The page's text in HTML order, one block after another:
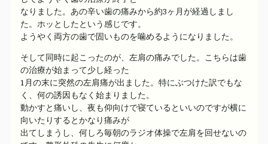
なりました。あの辛い歯の痛みから約3ヶ月が経過しまし
た。ホッとしたという感じです。
ようやく両方の歯で固いものを噛めるようになりました。
そして同時に起こったのが、左肩の痛みでした。こちらは歯
の治療が始まって少し経った
1月の末に突然の左肩痛が出ました。特にぶつけた訳でもな
く、何の誘因もなく始まりました。
動かすと痛いし、夜も仰向けで寝ているといいのですが横に
向いたりするとかなり痛みが
出てしまうし、何しろ毎朝のラジオ体操で左肩を回せないの